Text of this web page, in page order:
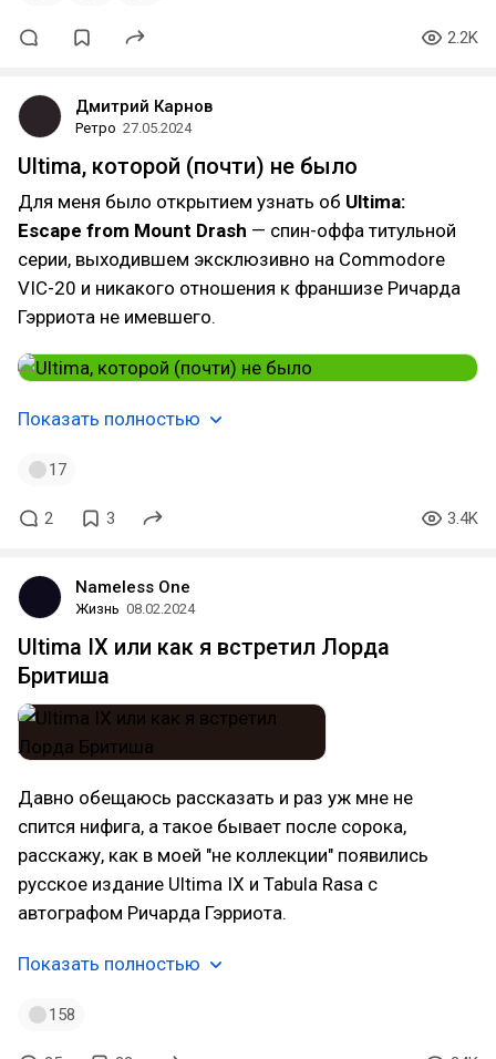
2.2K
Дмитрий Карнов
Ретро 27.05.2024
Ultima, которой (почти) не было
Для меня было открытием узнать об Ultima:
Escape from Mount Drash — спин-оффа титульной
серии, выходившем эксклюзивно на Commodore
VIC-20 и никакого отношения к франшизе Ричарда
Гэрриота не имевшего.
Показать полностью
17
2 3 3.4K
Nameless One
Жизнь 08.02.2024
Ultima IX или как я встретил Лорда
Бритиша
Давно обещаюсь рассказать и раз уж мне не
спится нифига, а такое бывает после сорока,
расскажу, как в моей "не коллекции" появились
русское издание Ultima IX и Tabula Rasa c
автографом Ричарда Гэрриота.
Показать полностью
158